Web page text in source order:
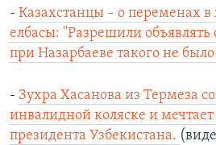
- Казахстанцы – о переменах в
елбасы: "Разрешили объявлять
при Назарбаеве такого не
- Зухра Хасанова из Термеза
инвалидной коляске и мечтает
президента Узбекистана.